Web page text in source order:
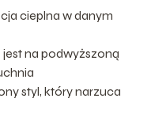
cieplna w danym
na podwyższoną
styl, który narzuca